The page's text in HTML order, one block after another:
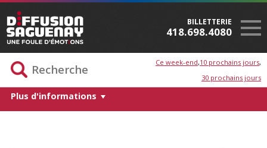
BILLETTERIE
418.698.4080
Ce week-end 10 prochains jours
30 prochains jours
Plus d'informations